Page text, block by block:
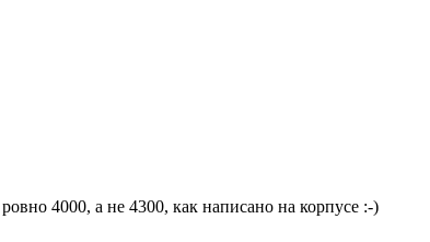
4000, а не 4300, как написано на корпусе :-)